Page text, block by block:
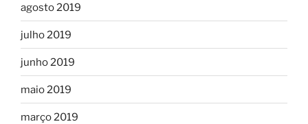
agosto 2019
julho 2019
junho 2019
maio 2019
março 2019